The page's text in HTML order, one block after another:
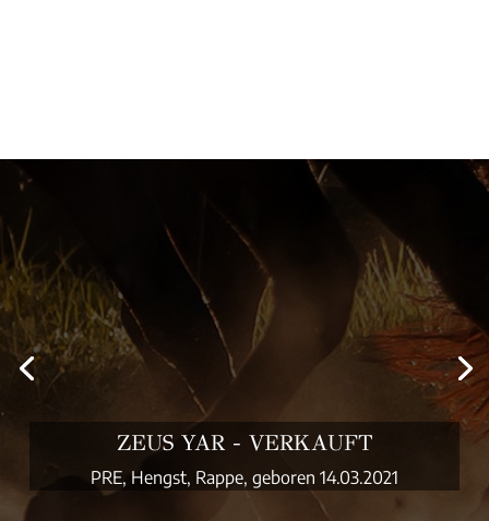
ZEUS YAR - VERKAUFT
PRE, Hengst, Rappe, geboren 14.03.2021
PSL, Hengst, Fuchs, geboren 10.04.2022